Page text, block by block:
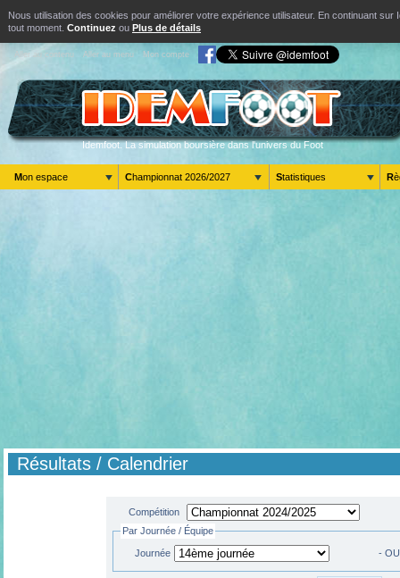
Nous utilisation des cookies pour améliorer votre expérience utilisateur. En continuant
tout moment. Continuez ou Plus de détails
Aller au contenu Aller au menu Mon compte
Idemfoot. La simulation boursière dans l'univers du Foot
Mon espace Championnat 2026/2027 Statistiques
Résultats / Calendrier
Compétition
Par Journée / Équipe
Journée -